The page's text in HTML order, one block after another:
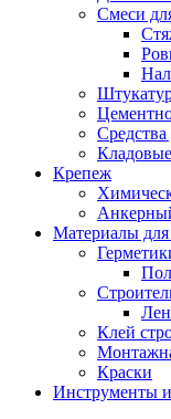
Смеси
Крепеж
Материалы
Клей
Краски
Инструменты